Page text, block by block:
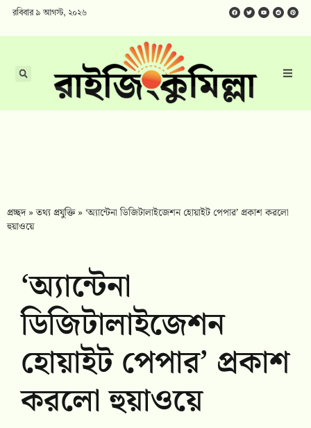
রবিবার ৯ আগস্ট, ২০২৬
প্রচ্ছদ»তথ্য প্রযুক্তি​»‘অ্যান্টেনা ডিজিটালাইজেশন হোয়াইট পেপার’ প্রকাশ করলো
হুয়াওয়ে
‘অ্যান্টেনা
ডিজিটালাইজেশন
হোয়াইট পেপার’ প্রকাশ
করলো হুয়াওয়ে